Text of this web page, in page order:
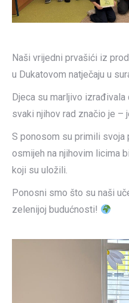
Naši vrijedni prvašići iz
u Dukatovom natječaju u
Djeca su marljivo
svaki njihov rad značio je –
S ponosom su primili svoja
osmijeh na njihovim licima
koji su uložili.
Ponosni smo što su naši
zelenijoj budućnosti!